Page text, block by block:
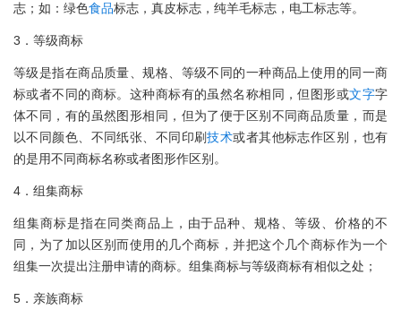
志；如：绿色食品标志，真皮标志，纯羊毛标志，电工标志等。
3．等级商标
等级是指在商品质量、规格、等级不同的一种商品上使用的同一商
标或者不同的商标。这种商标有的虽然名称相同，但图形或文字字
体不同，有的虽然图形相同，但为了便于区别不同商品质量，而是
以不同颜色、不同纸张、不同印刷技术或者其他标志作区别，也有
的是用不同商标名称或者图形作区别。
4．组集商标
组集商标是指在同类商品上，由于品种、规格、等级、价格的不
同，为了加以区别而使用的几个商标，并把这个几个商标作为一个
组集一次提出注册申请的商标。组集商标与等级商标有相似之处；
5．亲族商标